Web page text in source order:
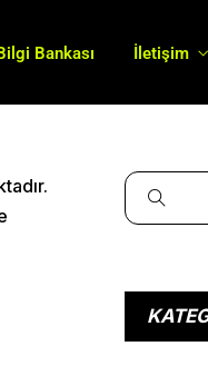
Bankası İletişim
Thai